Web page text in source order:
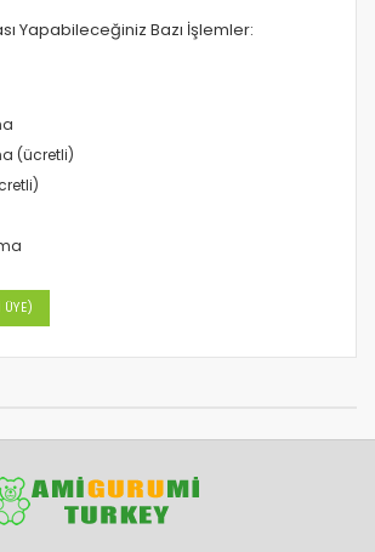
Yapabileceğiniz Bazı İşlemler:
(ücretli)